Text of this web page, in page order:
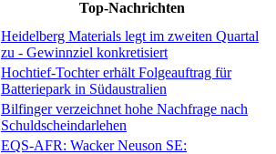
Top-Nachrichten
Heidelberg Materials legt im zweiten Quartal
zu - Gewinnziel konkretisiert
Hochtief-Tochter erhält Folgeauftrag für
Batteriepark in Südaustralien
Bilfinger verzeichnet hohe Nachfrage nach
Schuldscheindarlehen
EQS-AFR: Wacker Neuson SE: